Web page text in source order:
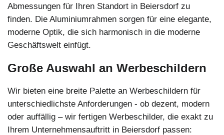
Abmessungen für Ihren Standort in Beiersdorf zu
finden. Die Aluminiumrahmen sorgen für eine elegante,
moderne Optik, die sich harmonisch in die moderne
Geschäftswelt einfügt.
Große Auswahl an Werbeschildern
Wir bieten eine breite Palette an Werbeschildern für
unterschiedlichste Anforderungen - ob dezent, modern
oder auffällig – wir fertigen Werbeschilder, die exakt zu
Ihrem Unternehmensauftritt in Beiersdorf passen: